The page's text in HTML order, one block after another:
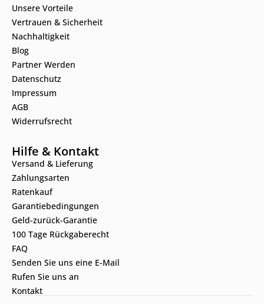
Unsere Vorteile
Vertrauen & Sicherheit
Nachhaltigkeit
Blog
Partner Werden
Datenschutz
Impressum
AGB
Widerrufsrecht
Hilfe & Kontakt
Versand & Lieferung
Zahlungsarten
Ratenkauf
Garantiebedingungen
Geld-zurück-Garantie
100 Tage Rückgaberecht
FAQ
Senden Sie uns eine E-Mail
Rufen Sie uns an
Kontakt